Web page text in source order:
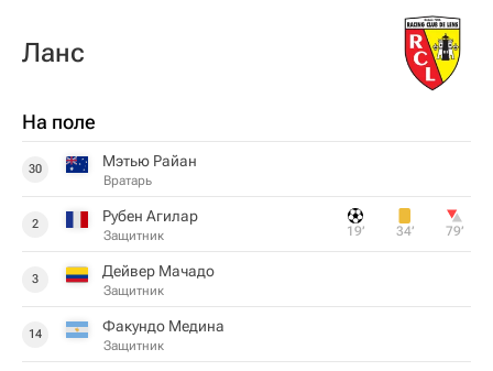
Ланс
На поле
30 Мэтью Райан
Вратарь
2 Рубен Агилар
Защитник 19‎’‎ 34‎’‎ 79‎’‎
3 Дейвер Мачадо
Защитник
14 Факундо Медина
Защитник